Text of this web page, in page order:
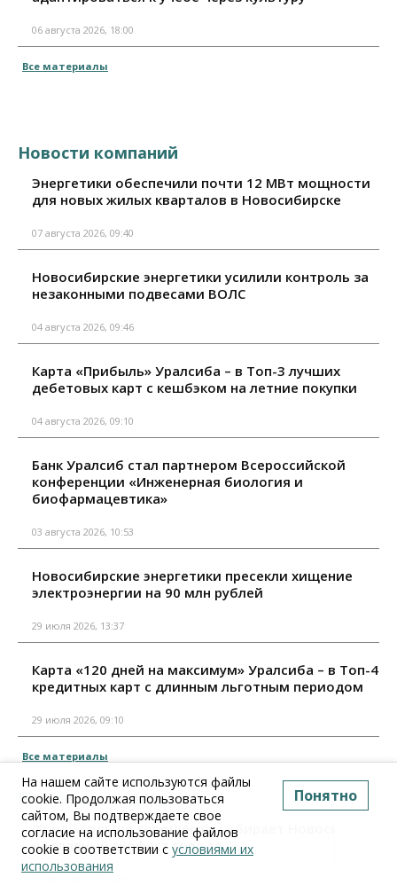
06 августа 2026, 18:00
Все материалы
Новости компаний
Энергетики обеспечили почти 12 МВт мощности
для новых жилых кварталов в Новосибирске
07 августа 2026, 09:40
Новосибирские энергетики усилили контроль за
незаконными подвесами ВОЛС
04 августа 2026, 09:46
Карта «Прибыль» Уралсиба – в Топ-3 лучших
дебетовых карт с кешбэком на летние покупки
04 августа 2026, 09:10
Банк Уралсиб стал партнером Всероссийской
конференции «Инженерная биология и
биофармацевтика»
03 августа 2026, 10:53
Новосибирские энергетики пресекли хищение
электроэнергии на 90 млн рублей
29 июля 2026, 13:37
Карта «120 дней на максимум» Уралсиба – в Топ-4
кредитных карт с длинным льготным периодом
29 июля 2026, 09:10
Все материалы
Бизнес календарь
Фонд «Больше хорошего!» собирает Новосибирск
на главный экофест города
На нашем сайте используются файлы
cookie. Продолжая пользоваться
сайтом, Вы подтверждаете свое
согласие на использование файлов
cookie в соответствии с условиями их
использования
Понятно